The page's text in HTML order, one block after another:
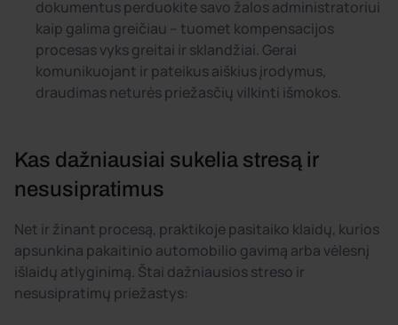
dokumentus perduokite savo žalos administratoriui
kaip galima greičiau – tuomet kompensacijos
procesas vyks greitai ir sklandžiai. Gerai
komunikuojant ir pateikus aiškius įrodymus,
draudimas neturės priežasčių vilkinti išmokos.
Kas dažniausiai sukelia stresą ir
nesusipratimus
Net ir žinant procesą, praktikoje pasitaiko klaidų, kurios
apsunkina pakaitinio automobilio gavimą arba vėlesnį
išlaidų atlyginimą. Štai dažniausios streso ir
nesusipratimų priežastys: